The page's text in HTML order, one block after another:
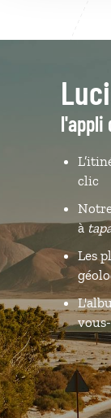
l'appli
clic
à
Les